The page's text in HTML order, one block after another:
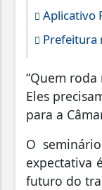
Aplicativo
Prefeitura
“Quem
Eles
para a
O
expectativa
futuro do